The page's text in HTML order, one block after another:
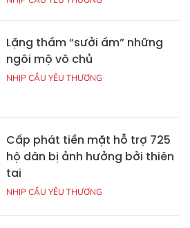
Lặng thầm “sưởi ấm” những
ngôi mộ vô chủ
NHỊP CẦU YÊU THƯƠNG
Cấp phát tiền mặt hỗ trợ 725
hộ dân bị ảnh hưởng bởi thiên
tai
NHỊP CẦU YÊU THƯƠNG